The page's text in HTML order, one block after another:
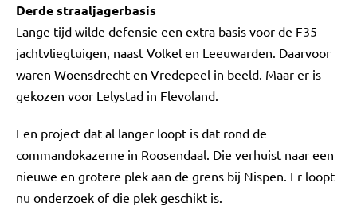
Derde straaljagerbasis
Lange tijd wilde defensie een extra basis voor de F35-
jachtvliegtuigen, naast Volkel en Leeuwarden. Daarvoor
waren Woensdrecht en Vredepeel in beeld. Maar er is
gekozen voor Lelystad in Flevoland.
Een project dat al langer loopt is dat rond de
commandokazerne in Roosendaal. Die verhuist naar een
nieuwe en grotere plek aan de grens bij Nispen. Er loopt
nu onderzoek of die plek geschikt is.